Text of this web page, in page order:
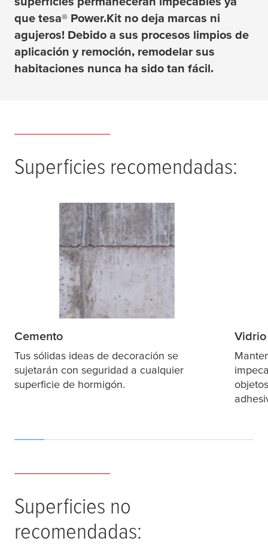
que tesa® Power.Kit no deja marcas ni
agujeros! Debido a sus procesos limpios de
aplicación y remoción, remodelar sus
habitaciones nunca ha sido tan fácil.
Superficies recomendadas:
Cemento
Tus sólidas ideas de decoración se
sujetarán con seguridad a cualquier
superficie de hormigón.
Superficies no
recomendadas: